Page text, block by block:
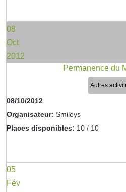
08
Oct
2012
Permanence du
Autres
08/10/2012
Organisateur: Smileys
Places disponibles: 10 / 10
05
Fév